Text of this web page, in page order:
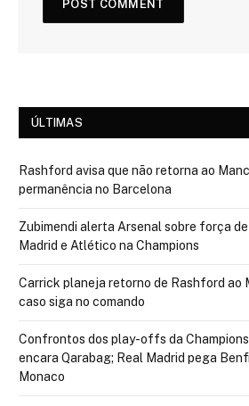
ÚLTIMAS
Rashford avisa que não retorna ao
permanência no Barcelona
Zubimendi alerta Arsenal sobre força
Madrid e Atlético na Champions
Carrick planeja retorno de Rashford ao
caso siga no comando
Confrontos dos play-offs da
encara Qarabag; Real Madrid pega
Monaco